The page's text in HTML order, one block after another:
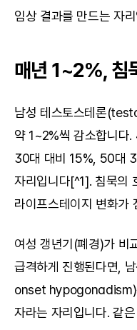
임상 결과를 만드는 자
매년 1~2%, 침
남성 테스토스테론
약 1~2%씩 감소합니다.
30대 대비 15%, 50대
자리입니다[^1]. 침묵의
라이프스테이지 변화가
여성 갱년기(폐경)가 비
급격하게 진행된다면,
onset hypogonadism)
자라는 자리입니다. 같